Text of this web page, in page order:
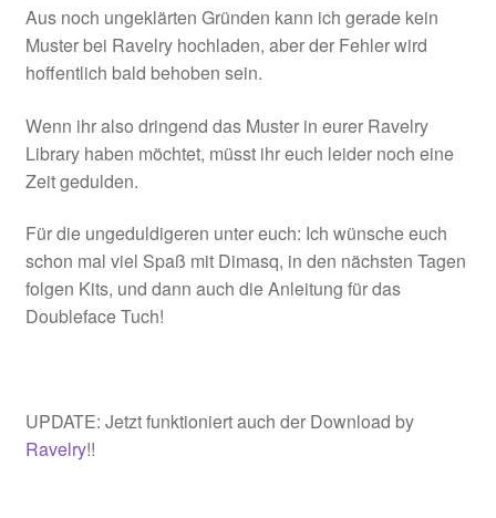
Aus noch ungeklärten Gründen kann ich gerade kein
Muster bei Ravelry hochladen, aber der Fehler wird
hoffentlich bald behoben sein.
Wenn ihr also dringend das Muster in eurer Ravelry
Library haben möchtet, müsst ihr euch leider noch eine
Zeit gedulden.
Für die ungeduldigeren unter euch: Ich wünsche euch
schon mal viel Spaß mit Dimasq, in den nächsten Tagen
folgen Kits, und dann auch die Anleitung für das
Doubleface Tuch!
UPDATE: Jetzt funktioniert auch der Download by
Ravelry!!